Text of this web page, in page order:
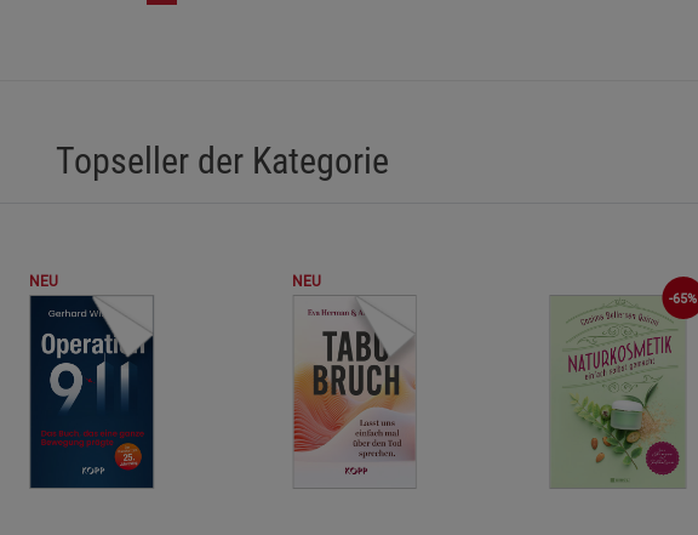
Topseller der Kategorie
NEU NEU
-65%
Marketing Cookies (3)
Datenschutzerklärung